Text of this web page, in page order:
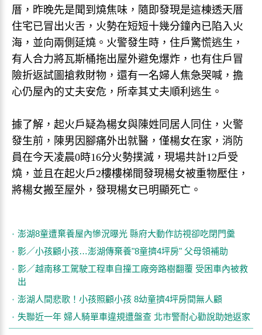
厝，昨晚先是聞到燒焦味，隨即發現是這棟透天厝
住宅已冒出火舌，火勢在短短十幾分鐘內已陷入火
海，並向兩側延燒。火警發生時，住戶驚慌逃生，
有人合力將瓦斯桶拖出屋外避免爆炸，也有住戶冒
險折返試圖搶救財物，還有一名婦人焦急哭喊，擔
心仍屋內的丈夫安危，所幸其丈夫順利逃生。
據了解，起火戶疑為楊女與陳姓同居人同住，火警
發生前，陳男因腳痛外出就醫，僅楊女在家，消防
員在今天凌晨0時16分火勢撲滅，現場共計12戶受
燒，並且在起火戶2樓樓梯間發現楊女被重物壓住，
將楊女搬至屋外，發現楊女已明顯死亡。
澎湖8童遭棄養屋內慘況曝光 縣府大動作訪視卻吃閉門羹
影／小孩顧小孩…澎湖傳棄養"8童擠4坪房" 父母領補助
影／越南移工駕駛工程車自撞工廠旁路樹翻覆 受困車內被救
出
澎湖人間悲歌！小孩照顧小孩 8幼童擠4坪房間無人顧
失聯近一年 婦人騎單車違規遭盤查 北市警耐心勸說助她返家